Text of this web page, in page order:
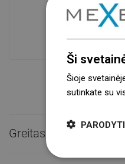
Prekių
Mūsų produktai
Greitas kontaktas
Ši
Šioje
sutinkate su